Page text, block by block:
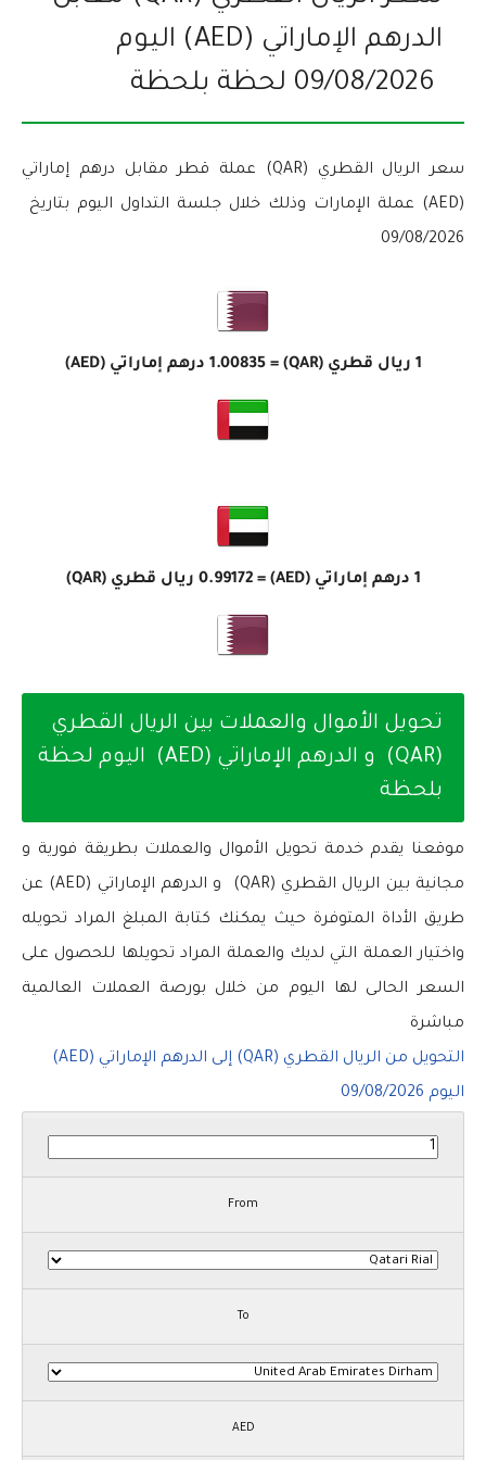
الدرهم الإماراتي (AED) اليوم
09/08/2026 لحظة بلحظة
سعر الريال القطري (QAR) عملة قطر مقابل درهم إماراتي
(AED) عملة الإمارات وذلك خلال جلسة التداول اليوم بتاريخ
09/08/2026
1 ريال قطري (QAR) = 1.00835 درهم إماراتي (AED)
1 درهم إماراتي (AED) = 0.99172 ريال قطري (QAR)
تحويل الأموال والعملات بين الريال القطري
(QAR) و الدرهم الإماراتي (AED) اليوم لحظة
بلحظة
موقعنا يقدم خدمة تحويل الأموال والعملات بطريقة فورية و
مجانية بين الريال القطري (QAR) و الدرهم الإماراتي (AED) عن
طريق الأداة المتوفرة حيث يمكنك كتابة المبلغ المراد تحويله
واختيار العملة التي لديك والعملة المراد تحويلها للحصول على
السعر الحالى لها اليوم من خلال بورصة العملات العالمية
مباشرة
التحويل من الريال القطري (QAR) إلى الدرهم الإماراتي (AED)
اليوم 09/08/2026
From
To
AED